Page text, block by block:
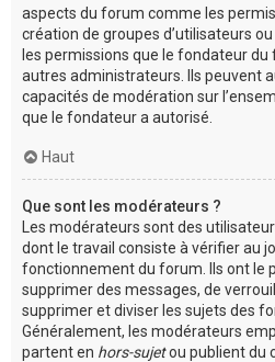
aspects du forum comme les
création de groupes d’utilisateurs
les permissions que le fondateur
autres administrateurs. Ils peuvent
capacités de modération sur
que le fondateur a autorisé.
Haut
Que sont les modérateurs ?
Les modérateurs sont des
dont le travail consiste à vérifier au
fonctionnement du forum. Ils ont le
supprimer des messages, de
supprimer et diviser les sujets des
Généralement, les modérateurs
partent en hors-sujetou publient du